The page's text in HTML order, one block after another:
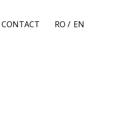
CONTACT RO / EN